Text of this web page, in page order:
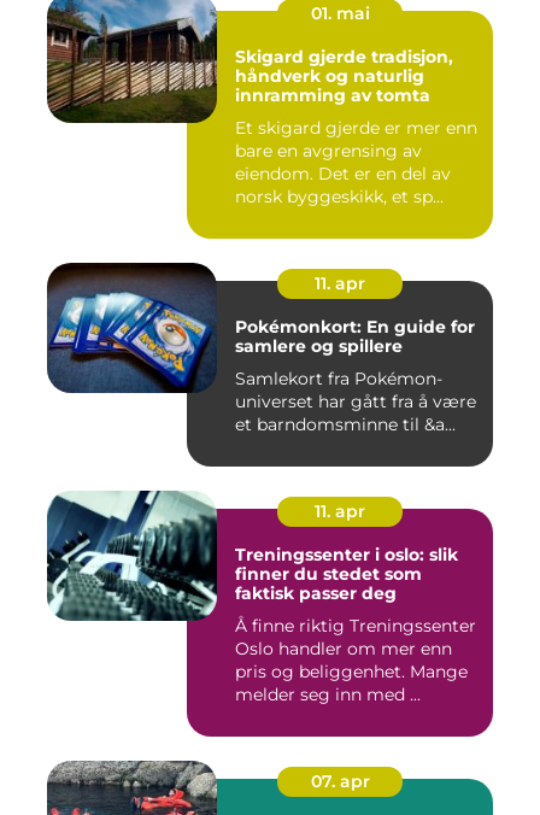
01. mai
Skigard gjerde tradisjon,
håndverk og naturlig
innramming av tomta
Et skigard gjerde er mer enn
bare en avgrensing av
eiendom. Det er en del av
norsk byggeskikk, et sp...
11. apr
Pokémonkort: En guide for
samlere og spillere
Samlekort fra Pokémon-
universet har gått fra å være
et barndomsminne til &a...
11. apr
Treningssenter i oslo: slik
finner du stedet som
faktisk passer deg
Å finne riktig Treningssenter
Oslo handler om mer enn
pris og beliggenhet. Mange
melder seg inn med ...
07. apr